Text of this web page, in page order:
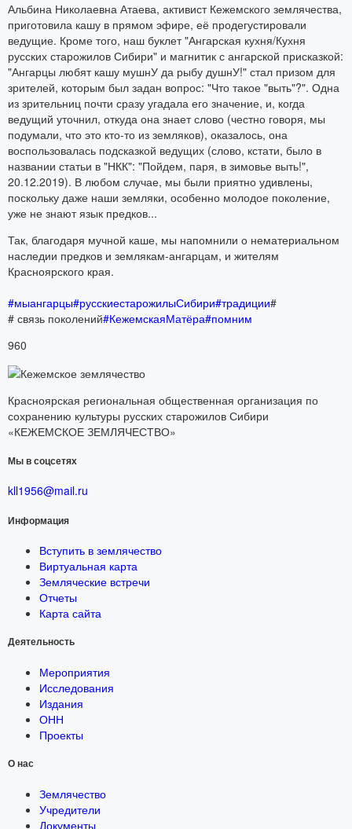
Альбина Николаевна Атаева, активист Кежемского землячества,
приготовила кашу в прямом эфире, её продегустировали
ведущие. Кроме того, наш буклет "Ангарская кухня/Кухня
русских старожилов Сибири" и магнитик с ангарской присказкой:
"Ангарцы любят кашу мушнУ да рыбу душнУ!" стал призом для
зрителей, которым был задан вопрос: "Что такое "выть"?". Одна
из зрительниц почти сразу угадала его значение, и, когда
ведущий уточнил, откуда она знает слово (честно говоря, мы
подумали, что это кто-то из земляков), оказалось, она
воспользовалась подсказкой ведущих (слово, кстати, было в
названии статьи в "НКК": "Пойдем, паря, в зимовье выть!",
20.12.2019). В любом случае, мы были приятно удивлены,
поскольку даже наши земляки, особенно молодое поколение,
уже не знают язык предков...
Так, благодаря мучной каше, мы напомнили о нематериальном
наследии предков и землякам-ангарцам, и жителям
Красноярского края.
#мыангарцы#русскиестарожилыСибири#традиции#
# связь поколений#КежемскаяМатёра#помним
960
Красноярская региональная общественная организация по
сохранению культуры русских старожилов Сибири
«КЕЖЕМСКОЕ ЗЕМЛЯЧЕСТВО»
Мы в соцсетях
kll1956@mail.ru
Информация
Вступить в землячество
Виртуальная карта
Земляческие встречи
Отчеты
Карта сайта
Деятельность
Мероприятия
Исследования
Издания
ОНН
Проекты
О нас
Землячество
Учредители
Документы